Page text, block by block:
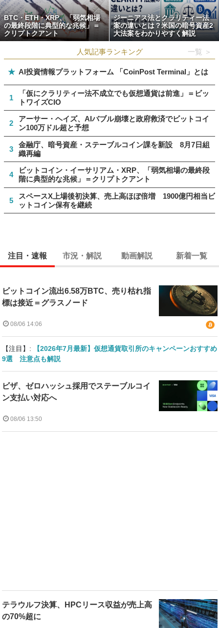
BTC・ETH・XRP、「弱気相場
の最終段階に典型的な兆候」＝
クリプトクアント
ジーニアス法とクラリティー法
案の違いとは？米国の暗号資産2
大法案をわかりやすく解説
人気記事ランキング 一覧 ＞
★ AI投資情報プラットフォーム 「CoinPost Terminal」とは
1
「仮にクラリティー法不成立でも仮想通貨は前進」＝ビッ
トワイズCIO
2
アーサー・ヘイズ、AIバブル崩壊と政府救済でビットコイ
ン100万ドル超と予想
3
金融庁、暗号資産・ステーブルコイン課を新設 8月7日組
織再編
4
ビットコイン・イーサリアム・XRP、「弱気相場の最終段
階に典型的な兆候」＝クリプトクアント
5
スペースX上場後初決算、売上高ほぼ倍増 1900億円相当ビ
ットコイン保有を継続
注目・速報 市況・解説 動画解説 新着一覧
ビットコイン流出6.58万BTC、売り枯れ指
標は接近＝グラスノード
08/06 14:06
【注目】:
【2026年7月最新】仮想通貨取引所のキャンペーンおすすめ
9選 注意点も解説
ビザ、ゼロハッシュ採用でステーブルコイ
ン支払い対応へ
08/06 13:50
テラウルフ決算、HPCリース収益が売上高
の70%超に